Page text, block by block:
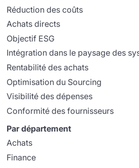
Réduction des coûts
Achats directs
Objectif ESG
Intégration dans le paysage des
Rentabilité des achats
Optimisation du Sourcing
Visibilité des dépenses
Conformité des fournisseurs
Par département
Achats
Finance